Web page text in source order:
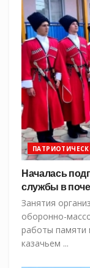
Началась
службы в
Занятия
оборонно-
работы памяти
казачьем ...